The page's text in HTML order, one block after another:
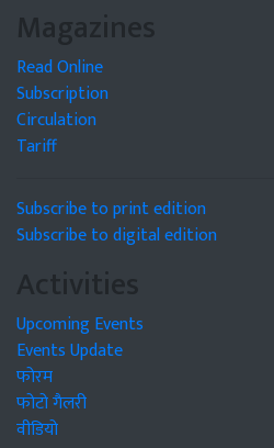
Magazines
Read Online
Subscription
Circulation
Tariff
Subscribe to print edition
Subscribe to digital edition
Activities
Upcoming Events
Events Update
फोरम
फोटो गैलरी
वीडियो